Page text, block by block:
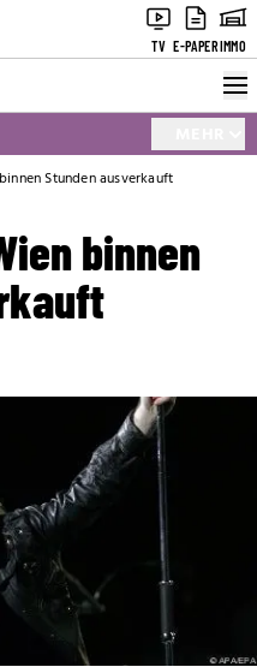
TV E-PAPERIMMO
Stunden ausverkauft
binnen